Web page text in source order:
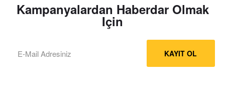
Kampanyalardan Haberdar Olmak
Için
KAYIT OL